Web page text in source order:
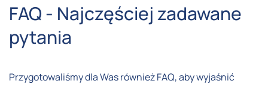
FAQ - Najczęściej zadawane
pytania
Przygotowaliśmy dla Was również FAQ, aby wyjaśnić